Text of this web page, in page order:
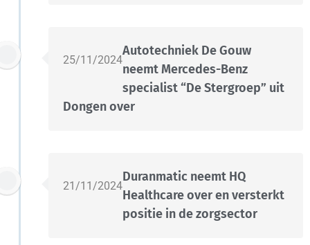
25/11/2024
Autotechniek De Gouw
neemt Mercedes-Benz
specialist “De Stergroep” uit
Dongen over
21/11/2024
Duranmatic neemt HQ
Healthcare over en versterkt
positie in de zorgsector